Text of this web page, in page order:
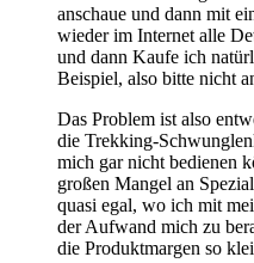
anschaue und dann mit
wieder im Internet alle
und dann Kaufe ich
Beispiel, also bitte nicht
Das Problem ist also
die Trekking-
mich gar nicht bedienen
großen Mangel an
quasi egal, wo ich mit
der Aufwand mich zu
die Produktmargen so